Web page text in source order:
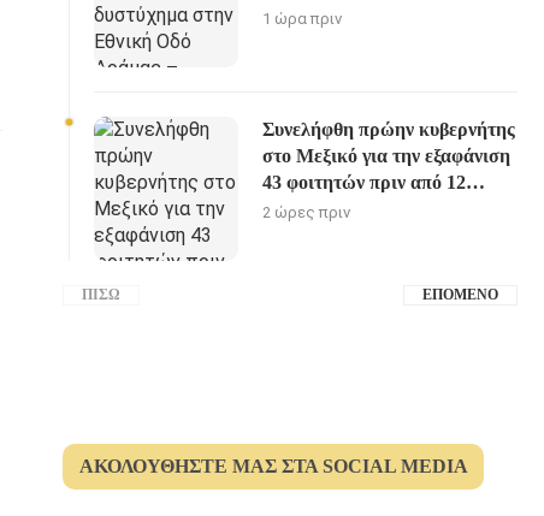
1 ώρα πριν
Συνελήφθη πρώην κυβερνήτης
στο Μεξικό για την εξαφάνιση
43 φοιτητών πριν από 12
χρόνια
2 ώρες πριν
ΠΊΣΩ ΕΠΌΜΕΝΟ
ΑΚΟΛΟΥΘΉΣΤΕ ΜΑΣ ΣΤΑ SOCIAL MEDIA